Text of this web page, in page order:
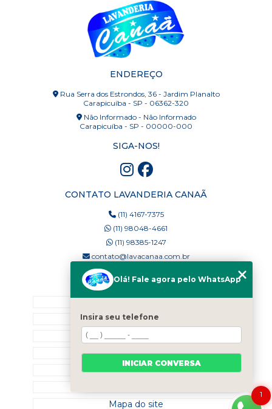
ENDEREÇO
Rua Serra dos Estrondos, 36 - Jardim Planalto
Carapicuíba - SP - 06362-320
Não Informado - Não Informado
Carapicuíba - SP - 00000-000
SIGA-NOS!
CONTATO LAVANDERIA CANAÃ
(11) 4167-7375
(11) 98048-4661
(11) 98385-1247
contato@lavacanaa.com.br
MENU
Quem Somos
Blog
Serviços
Contato
Mapa do site
1
Olá! Fale agora pelo WhatsApp
Insira seu telefone
INICIAR CONVERSA